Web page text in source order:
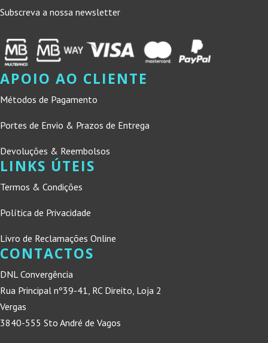
Subscreva a nossa newsletter
APOIO AO CLIENTE
Métodos de Pagamento
Portes de Envio & Prazos de Entrega
Devoluções & Reembolsos
LINKS ÚTEIS
Termos & Condições
Política de Privacidade
Livro de Reclamações Online
CONTACTOS
DNL Convergência
Rua Principal nº39-41, RC Direito, Loja 2
Vergas
3840-555 Sto André de Vagos